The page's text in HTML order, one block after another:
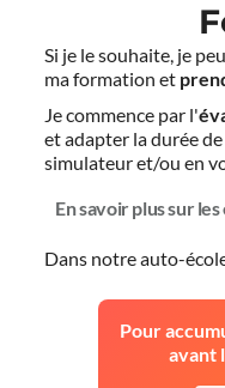
Si je le souhaite, je
ma formation et
Je commence par l'
et adapter la durée
simulateur et/ou en
En savoir plus sur
Dans notre auto-
Pour
avant